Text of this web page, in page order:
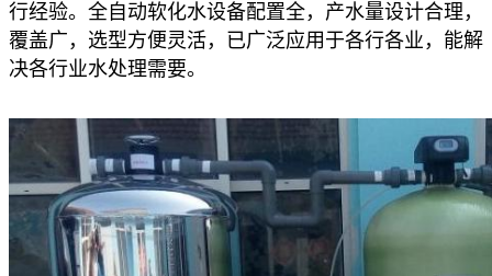
行经验。全自动软化水设备配置全，产水量设计合理，
覆盖广，选型方便灵活，已广泛应用于各行各业，能解
决各行业水处理需要。